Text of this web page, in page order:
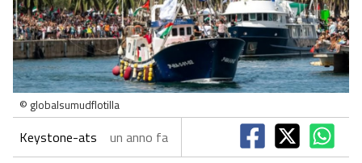
© globalsumudflotilla
Keystone-ats un anno fa